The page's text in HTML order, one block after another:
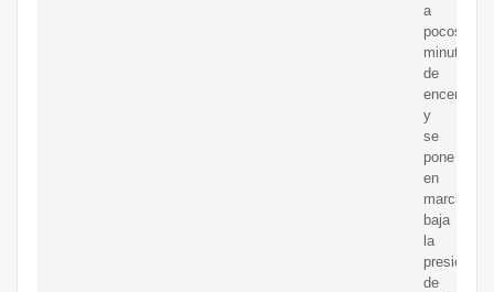
a
pocos
minutos
de
encendida
y
se
pone
en
marcha
baja
la
presion
de